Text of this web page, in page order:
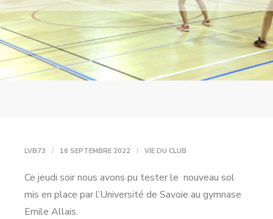
LVB73 16 SEPTEMBRE 2022 VIE DU CLUB
Ce jeudi soir nous avons pu tester le nouveau sol
mis en place par l’Université de Savoie au gymnase
Emile Allais.